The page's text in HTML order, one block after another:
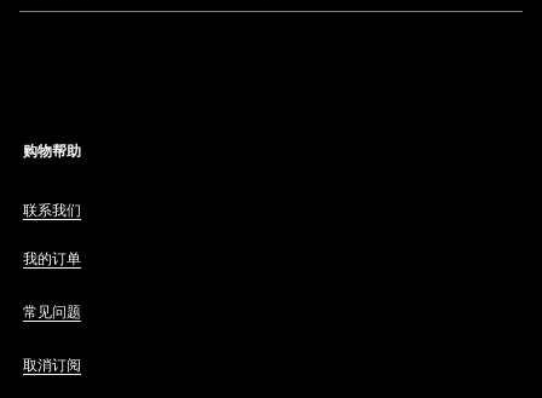
购物帮助
联系我们
我的订单
常见问题
取消订阅